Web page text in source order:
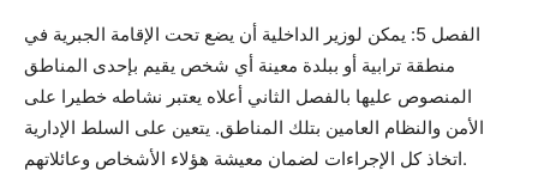
الفصل 5: يمكن لوزير الداخلية أن يضع تحت الإقامة الجبرية في
منطقة ترابية أو ببلدة معينة أي شخص يقيم بإحدى المناطق
المنصوص عليها بالفصل الثاني أعلاه يعتبر نشاطه خطيرا على
الأمن والنظام العامين بتلك المناطق. يتعين على السلط الإدارية
اتخاذ كل الإجراءات لضمان معيشة هؤلاء الأشخاص وعائلاتهم.